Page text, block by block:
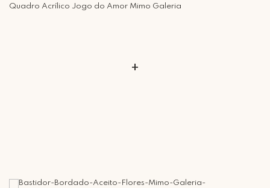
Quadro Acrílico Jogo do Amor Mimo Galeria
+